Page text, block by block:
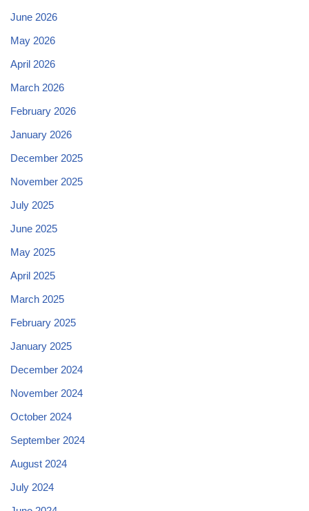
June 2026
May 2026
April 2026
March 2026
February 2026
January 2026
December 2025
November 2025
July 2025
June 2025
May 2025
April 2025
March 2025
February 2025
January 2025
December 2024
November 2024
October 2024
September 2024
August 2024
July 2024